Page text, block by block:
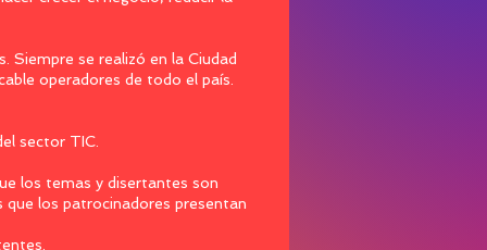
Siempre se realizó en la Ciudad
operadores de todo el país.
sector TIC.
los temas y disertantes son
los patrocinadores presentan